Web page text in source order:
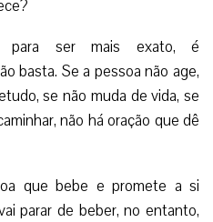
para ser mais exato, é
basta. Se a pessoa não age,
se não muda de vida, se
não há oração que dê
que bebe e promete a si
parar de beber, no entanto,